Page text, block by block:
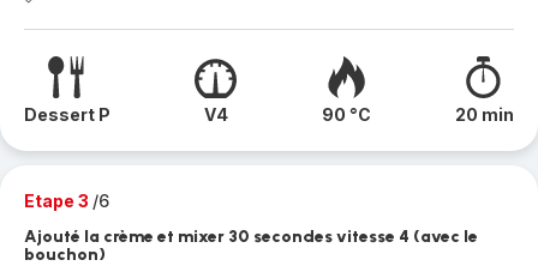
Dessert P V4 90 °C 20 min
Etape 3 /6
Ajouté la crème et mixer 30 secondes vitesse 4 (avec le
bouchon)